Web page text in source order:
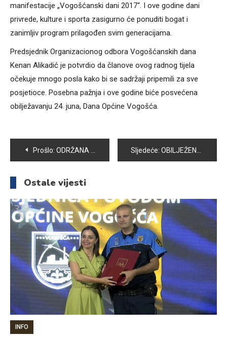
manifestacije „Vogošćanski dani 2017“. I ove godine dani
privrede, kulture i sporta zasigurno će ponuditi bogat i
zanimljiv program prilagođen svim generacijama.
Predsjednik Organizacionog odbora Vogošćanskih dana
Kenan Alikadić je potvrdio da članove ovog radnog tijela
očekuje mnogo posla kako bi se sadržaji pripemili za sve
posjetioce. Posebna pažnja i ove godine biće posvećena
obilježavanju 24. juna, Dana Općine Vogošća.
Navigacija
članaka
Prošlo: ODRŽANA IZVJEŠTAJNA SKUPŠTINA UDRUŽENJA RVI Sljedeće: OBILJEŽENA 25. GODIŠNJICA SPECIJALNE JEDINICE “BOSNA” – POLOŽENO CVIJEĆE ISPRED OŠ “MIRSAD PRNJAVORAC”
Ostale vijesti
INFO